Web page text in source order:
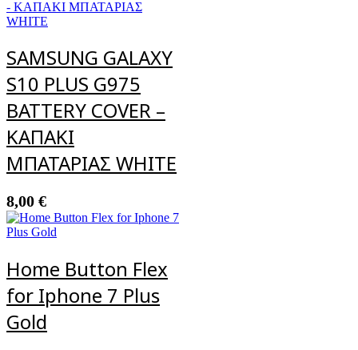
SAMSUNG GALAXY
S10 PLUS G975
BATTERY COVER –
ΚΑΠΑΚΙ
ΜΠΑΤΑΡΙΑΣ WHITE
8,00 €
Home Button Flex
for Iphone 7 Plus
Gold